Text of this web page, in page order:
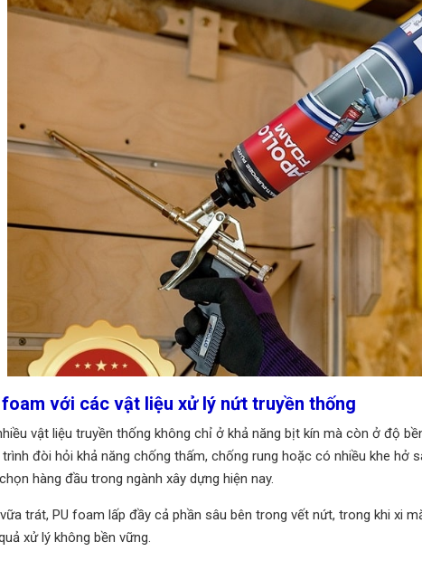
foam với các vật liệu xử lý nứt truyền thống
vật liệu truyền thống không chỉ ở khả năng bịt kín mà còn ở độ
đòi hỏi khả năng chống thấm, chống rung hoặc có nhiều khe hở
hàng đầu trong ngành xây dựng hiện nay.
trát, PU foam lấp đầy cả phần sâu bên trong vết nứt, trong khi xi
xử lý không bền vững.